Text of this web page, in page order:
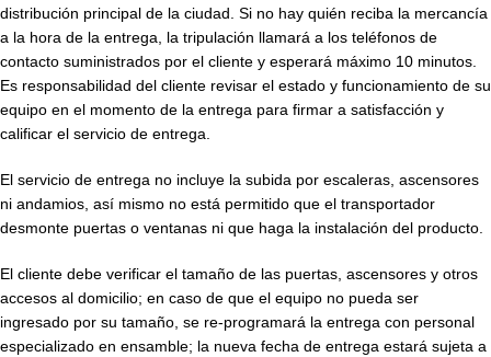
distribución principal de la ciudad. Si no hay quién reciba la mercancía
a la hora de la entrega, la tripulación llamará a los teléfonos de
contacto suministrados por el cliente y esperará máximo 10 minutos.
Es responsabilidad del cliente revisar el estado y funcionamiento de su
equipo en el momento de la entrega para firmar a satisfacción y
calificar el servicio de entrega.
El servicio de entrega no incluye la subida por escaleras, ascensores
ni andamios, así mismo no está permitido que el transportador
desmonte puertas o ventanas ni que haga la instalación del producto.
El cliente debe verificar el tamaño de las puertas, ascensores y otros
accesos al domicilio; en caso de que el equipo no pueda ser
ingresado por su tamaño, se re-programará la entrega con personal
especializado en ensamble; la nueva fecha de entrega estará sujeta a